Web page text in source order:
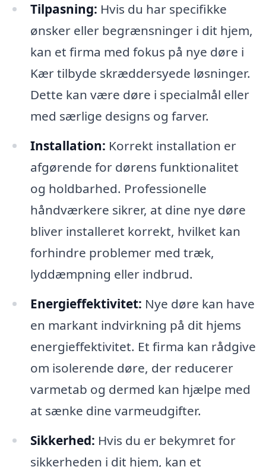
Tilpasning: Hvis du har specifikke
ønsker eller begrænsninger i dit hjem,
kan et firma med fokus på nye døre i
Kær tilbyde skræddersyede løsninger.
Dette kan være døre i specialmål eller
med særlige designs og farver.
Installation: Korrekt installation er
afgørende for dørens funktionalitet
og holdbarhed. Professionelle
håndværkere sikrer, at dine nye døre
bliver installeret korrekt, hvilket kan
forhindre problemer med træk,
lyddæmpning eller indbrud.
Energieffektivitet: Nye døre kan have
en markant indvirkning på dit hjems
energieffektivitet. Et firma kan rådgive
om isolerende døre, der reducerer
varmetab og dermed kan hjælpe med
at sænke dine varmeudgifter.
Sikkerhed: Hvis du er bekymret for
sikkerheden i dit hjem, kan et